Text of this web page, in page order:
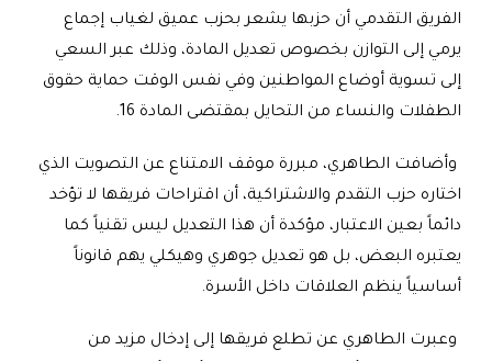
الفريق التقدمي أن حزبها يشعر بحزب عميق لغياب إجماع
يرمي إلى التوازن بخصوص تعديل المادة، وذلك عبر السعي
إلى تسوية أوضاع المواطنين وفي نفس الوقت حماية حقوق
الطفلات والنساء من التحايل بمقتضى المادة 16.
وأضافت الطاهري، مبررة موقف الامتناع عن التصويت الذي
اختاره حزب التقدم والاشتراكية، أن اقتراحات فريقها لا تؤخد
دائماً بعين الاعتبار، مؤكدة أن هذا التعديل ليس تقنياً كما
يعتبره البعض، بل هو تعديل جوهري وهيكلي يهم قانوناً
أساسياً ينظم العلاقات داخل الأسرة.
وعبرت الطاهري عن تطلع فريقها إلى إدخال مزيد من